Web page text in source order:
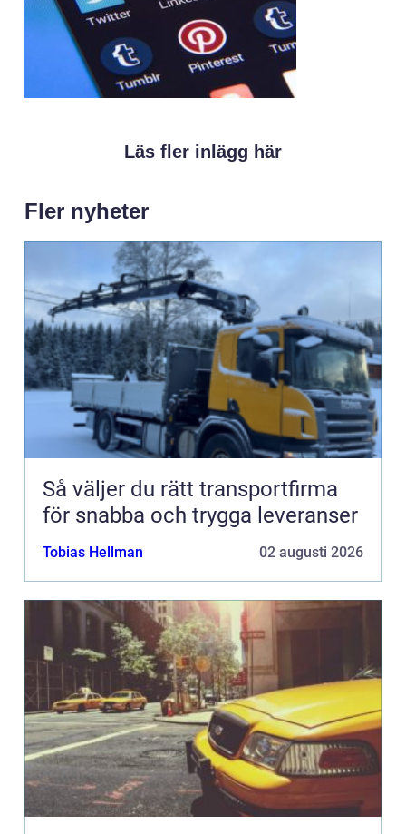
Läs fler inlägg här
Fler nyheter
Så väljer du rätt transportfirma
för snabba och trygga leveranser
Tobias Hellman 02 augusti 2026